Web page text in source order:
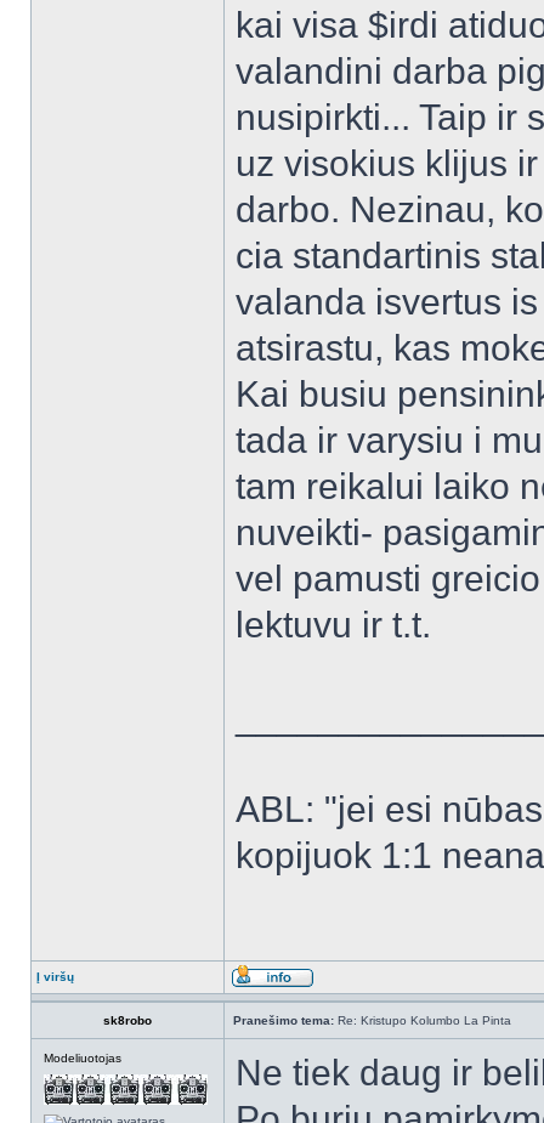
kai visa $irdi
valandini darba
nusipirkti... Taip ir
uz visokius klijus
darbo. Nezinau,
cia standartinis
valanda isvertus
atsirastu, kas
Kai busiu
tada ir varysiu i
tam reikalui laiko
nuveikti-
vel pamusti
lektuvu ir t.t.
ABL: "jei esi
kopijuok 1:1
Į viršų
sk8robo Pranešimo tema: Re: Kristupo Kolumbo La Pinta
Modeliuotojas
Ne tiek daug ir